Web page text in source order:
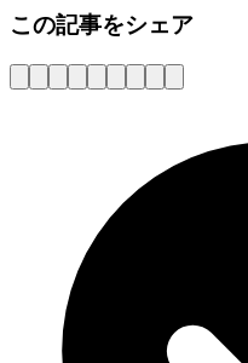
この記事をシェア